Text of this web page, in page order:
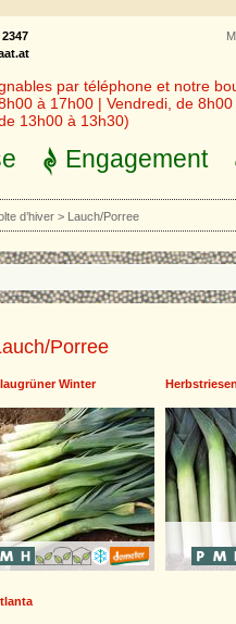
par téléphone et notre
à 17h00 | Vendredi, de
13h00 à 13h30)
Engagement
d’hiver > Lauch/Porree
Porree
Winter